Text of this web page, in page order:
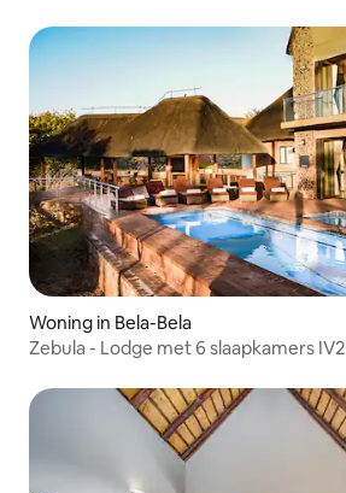
Woning in Bela-Bela
Zebula - Lodge met 6 slaapkamers IV2